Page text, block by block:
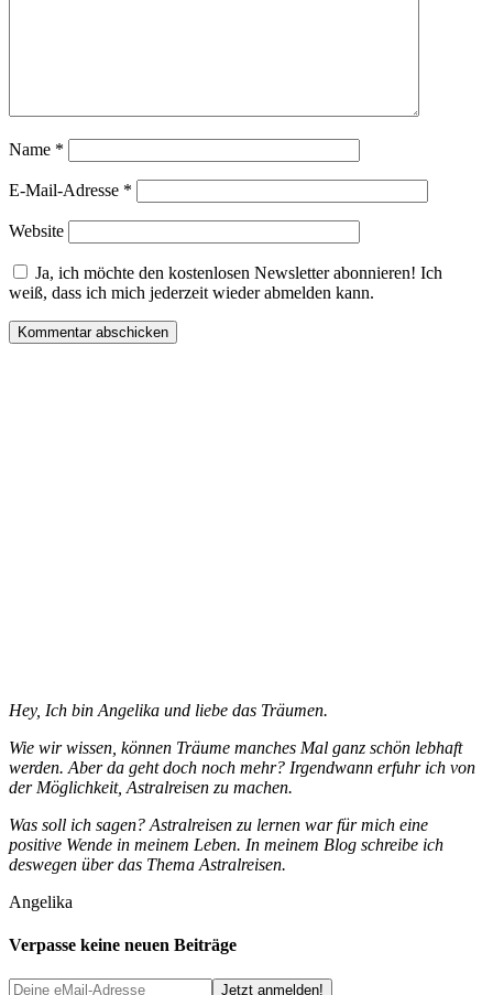
Name *
E-Mail-Adresse *
Website
Ja, ich möchte den kostenlosen Newsletter abonnieren! Ich
weiß, dass ich mich jederzeit wieder abmelden kann.
Hey, Ich bin Angelika und liebe das Träumen.
Wie wir wissen, können Träume manches Mal ganz schön lebhaft
werden. Aber da geht doch noch mehr? Irgendwann erfuhr ich von
der Möglichkeit, Astralreisen zu machen.
Was soll ich sagen? Astralreisen zu lernen war für mich eine
positive Wende in meinem Leben. In meinem Blog schreibe ich
deswegen über das Thema Astralreisen.
Angelika
Verpasse keine neuen Beiträge